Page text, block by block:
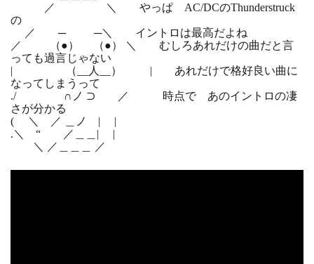
／ ＼ やっぱ AC/DCのThunderstruck
の
／ ─ ─＼ イントロは最高だよね
／ （●） （●） ＼ むしろあれだけの曲だと言
っても過言じゃない
| （__人__） | あれだけで格好良い曲に
なってしまうって
./ ∩ノ ⊃ ／ 時点で あのイントロの凄
さが分かる
( ＼ ／ ＿ノ | |
.＼ “ ／＿＿| |
＼ ／＿＿＿ ／